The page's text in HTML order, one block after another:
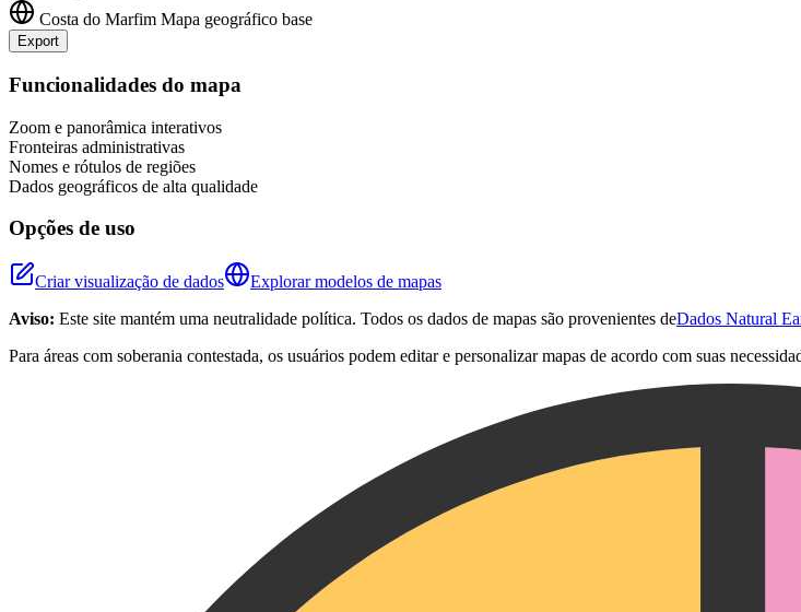
Costa do Marfim Mapa geográfico base
Export
+
Funcionalidades do mapa
Zoom e panorâmica interativos
Fronteiras administrativas
Nomes e rótulos de regiões
Dados geográficos de alta qualidade
Opções de uso
Criar visualização de dados
Explorar modelos de mapas
Aviso: Este site mantém uma neutralidade política. Todos os dados de mapas são provenientes deDados Natural
Para áreas com soberania contestada, os usuários podem editar e personalizar mapas de acordo com suas